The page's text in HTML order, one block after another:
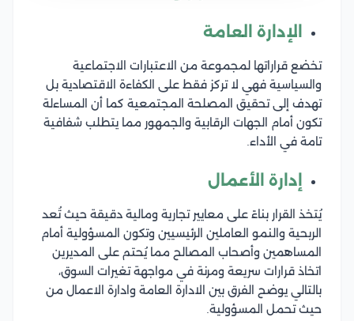
الإدارة العامة
تخضع قراراتها لمجموعة من الاعتبارات الاجتماعية
والسياسية فهي لا تركز فقط على الكفاءة الاقتصادية بل
تهدف إلى تحقيق المصلحة المجتمعية كما أن المساءلة
تكون أمام الجهات الرقابية والجمهور مما يتطلب شفافية
تامة في الأداء.
إدارة الأعمال
يُتخذ القرار بناءً على معايير تجارية ومالية دقيقة حيث تُعد
الربحية والنمو العاملين الرئيسيين وتكون المسؤولية أمام
المساهمين وأصحاب المصالح مما يُحتم على المديرين
اتخاذ قرارات سريعة ومرنة في مواجهة تغيرات السوق،
بالتالي يوضح الفرق بين الادارة العامة وادارة الاعمال من
حيث تحمل المسؤولية.